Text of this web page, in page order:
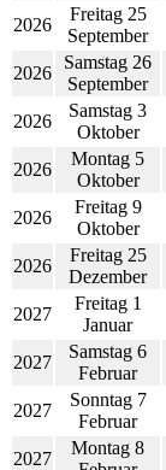
2026
Freitag 25
September
2026
Samstag 26
September
2026
Samstag 3
Oktober
2026
Montag 5
Oktober
2026
Freitag 9
Oktober
2026
Freitag 25
Dezember
2027
Freitag 1
Januar
2027
Samstag 6
Februar
2027
Sonntag 7
Februar
2027
Montag 8